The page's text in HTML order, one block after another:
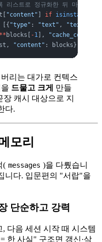
리스트로 정규화한 뒤 마지막
"content" ] if isinstance
[{ "type" : "text" , "text"
** blocks[ -1 ], "cache_control"
"content" : blocks}]
리는 대가로 컨텍스
드물고 크게
만들
캐시 대상으로 지
다.
모리
( messages )을 다뤘습니
니다. 입문편의 "서랍"을
단순하고 강력
다음 세션 시작 때 시스템
한 사실" 구조면 갱신·삭